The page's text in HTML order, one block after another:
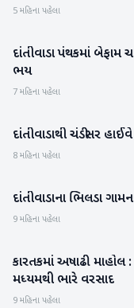
5 મહિના પહેલા
બનાસકાંઠા
દાંતીવાડા પંથકમાં બેફામ
ભય
7 મહિના પહેલા
બનાસકાંઠા
દાંતીવાડાથી ચંડીસર
8 મહિના પહેલા
બનાસકાંઠા
દાંતીવાડાના ભિલડા
9 મહિના પહેલા
બનાસકાંઠા
કારતકમાં અષાઢી
મધ્યમથી ભારે વરસાદ
9 મહિના પહેલા